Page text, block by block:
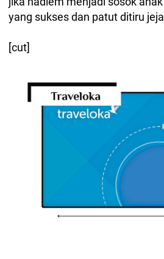
yang sukses dan patut ditiru
[cut]